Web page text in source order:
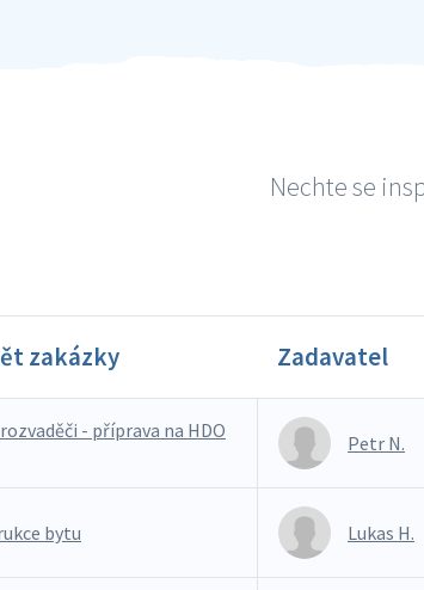
Nechte se
zakázky Zadavatel
- příprava na HDO
Petr N.
bytu Lukas H.